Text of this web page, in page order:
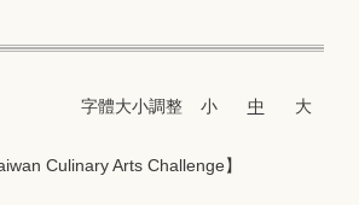
字體大小調整 小 中 大
Culinary Arts Challenge】